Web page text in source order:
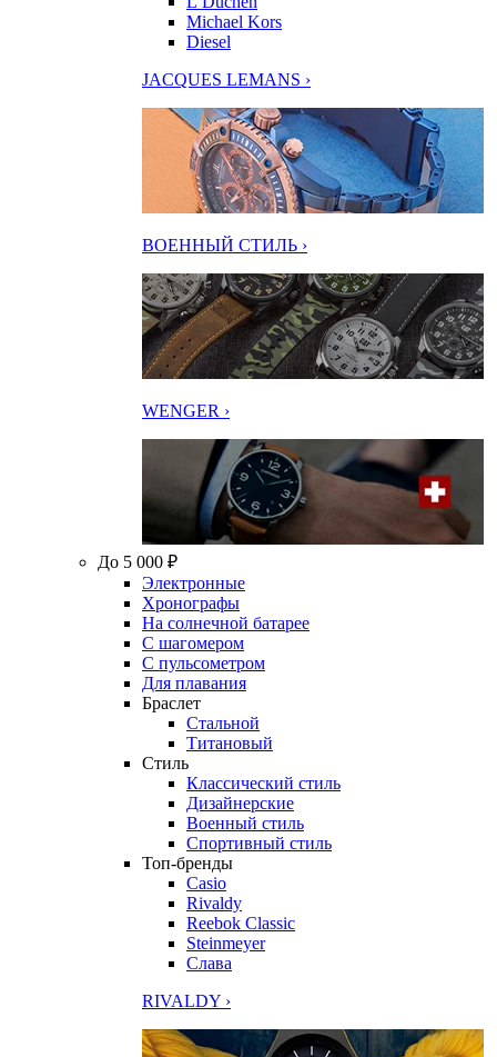
Michael Kors
Diesel
JACQUES LEMANS ›
ВОЕННЫЙ СТИЛЬ ›
WENGER ›
До 5 000 ₽
Электронные
Хронографы
На солнечной батарее
С шагомером
С пульсометром
Для плавания
Браслет
Стальной
Титановый
Стиль
Классический стиль
Дизайнерские
Военный стиль
Спортивный стиль
Топ-бренды
Casio
Rivaldy
Reebok Classic
Steinmeyer
Слава
RIVALDY ›